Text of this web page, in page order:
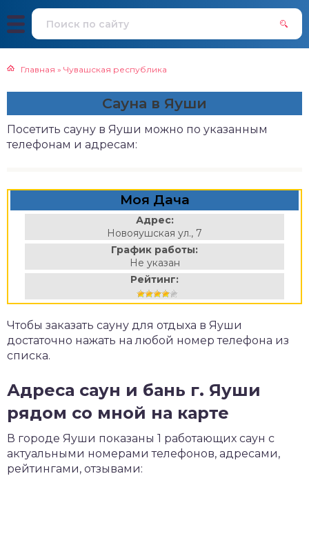
Главная » Чувашская республика
Сауна в Яуши
Посетить сауну в Яуши можно по указанным
телефонам и адресам:
Моя Дача
Адрес:
Новояушская ул., 7
График работы:
Не указан
Рейтинг:
Чтобы заказать сауну для отдыха в Яуши
достаточно нажать на любой номер телефона из
списка.
Адреса саун и бань г. Яуши
рядом со мной на карте
В городе Яуши показаны 1 работающих саун с
актуальными номерами телефонов, адресами,
рейтингами, отзывами: